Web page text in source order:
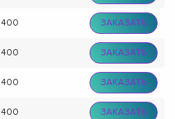
400 ЗАКАЗАТЬ
400 ЗАКАЗАТЬ
400 ЗАКАЗАТЬ
400 ЗАКАЗАТЬ